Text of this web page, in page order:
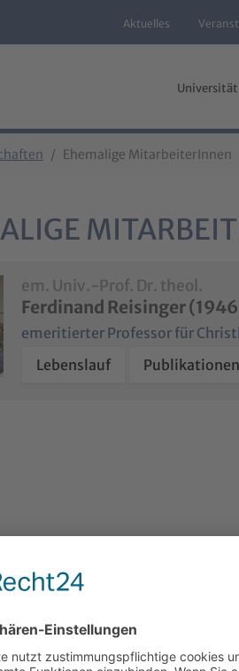
Aktuelles
Universität
Ehemalige MitarbeiterInnen
em. Univ.-Prof. Dr. theol.
Ferdinand Reisinger
emeritierter Professor für
Lebenslauf
Publikationen